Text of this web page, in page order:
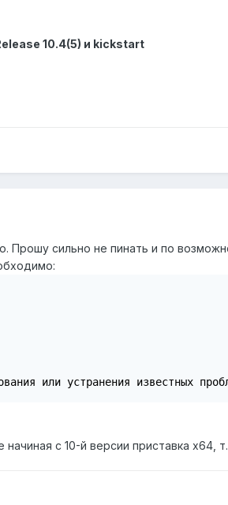
10.4(5) и kickstart
Прошу сильно не пинать и по
или устранения известных
с 10-й версии приставка х64,